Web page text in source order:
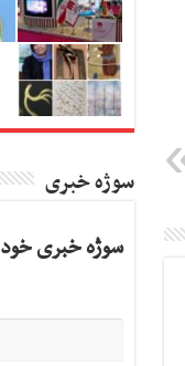
سوژه خبری
سوژه خبری خود